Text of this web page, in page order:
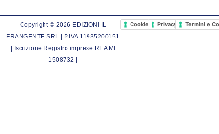
Copyright © 2026 EDIZIONI IL
FRANGENTE SRL | P.IVA 11935200151
| Iscrizione Registro imprese REA MI
1508732 |
Cookie PolicyPrivacy PolicyTermini e